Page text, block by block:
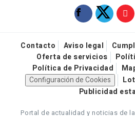
Contacto Aviso legal
Oferta de servicios
Política de Privacidad
Configuración de Cookies
Publicidad
Portal de actualidad y noticias de